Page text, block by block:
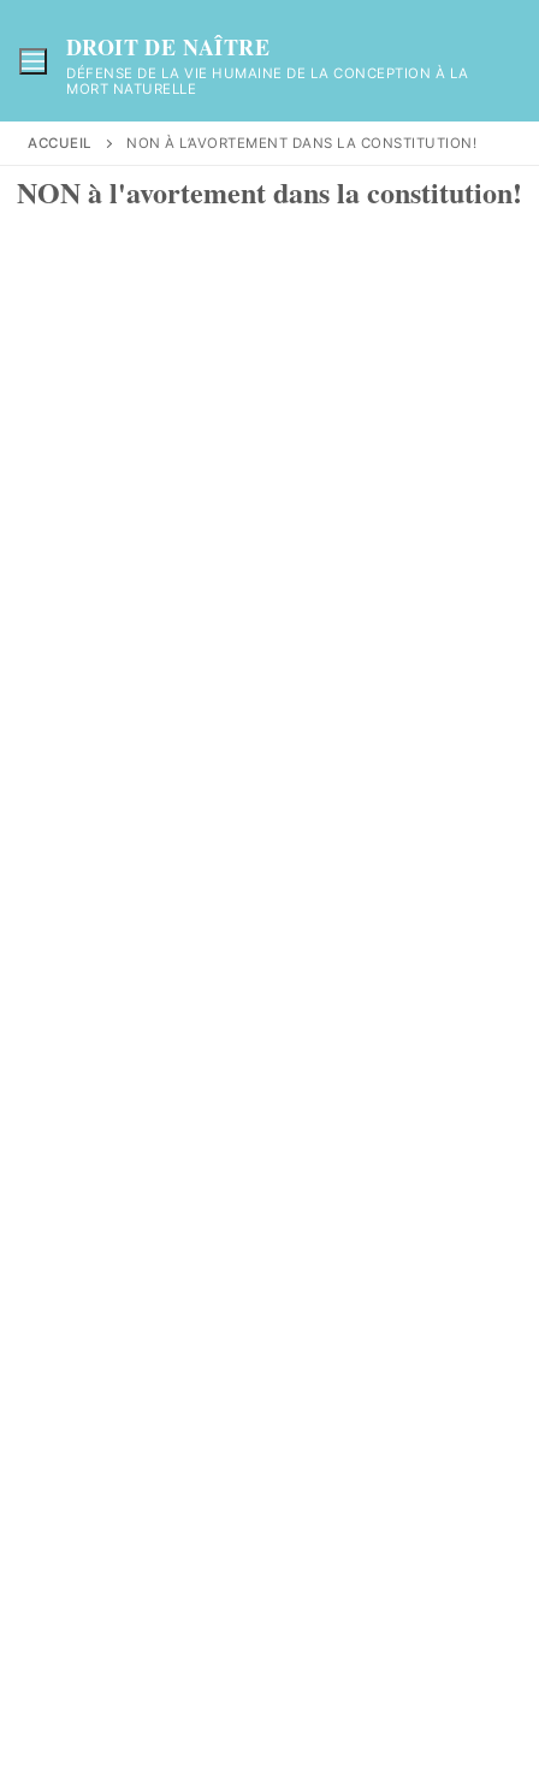
DROIT DE NAÎTRE
DÉFENSE DE LA VIE HUMAINE DE LA CONCEPTION À LA
MORT NATURELLE
ACCUEIL NON À L’AVORTEMENT DANS LA CONSTITUTION!
NON à l'avortement dans la constitution!